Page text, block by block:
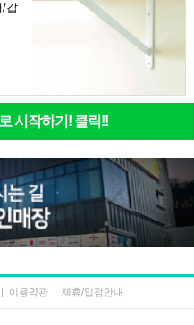
/갑
시작하기! 클릭!!
| 이용약관 | 제휴/입점안내